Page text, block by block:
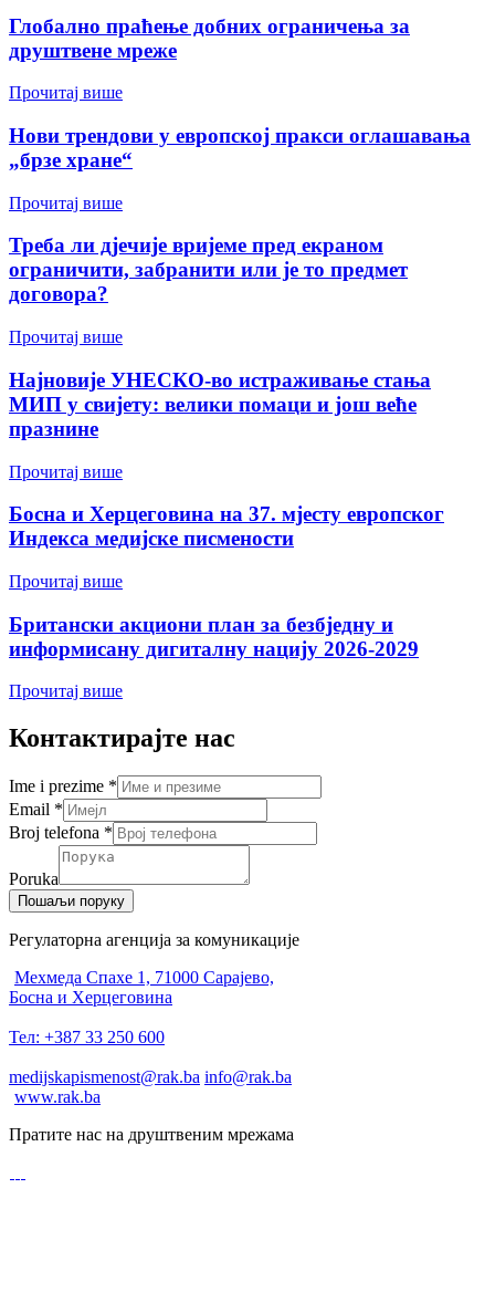
Глобално праћење добних ограничења за
друштвене мреже
Прочитај више
Нови трендови у европској пракси оглашавања
„брзе хране“
Прочитај више
Треба ли дјечије вријеме пред екраном
ограничити, забранити или је то предмет
договора?
Прочитај више
Најновије УНЕСКО-во истраживање стања
МИП у свијету: велики помаци и још веће
празнине
Прочитај више
Босна и Херцеговина на 37. мјесту европског
Индекса медијске писмености
Прочитај више
Британски акциони план за безбједну и
информисану дигиталну нацију 2026-2029
Прочитај више
Контактирајте нас
Ime i prezime *
Email *
Broj telefona *
Poruka
Пошаљи поруку
Регулаторна агенција за комуникације
Мехмеда Спахе 1, 71000 Сарајево,
Босна и Херцеговина
Тел: +387 33 250 600
medijskapismenost@rak.ba info@rak.ba
www.rak.ba
Пратите нас на друштвеним мрежама